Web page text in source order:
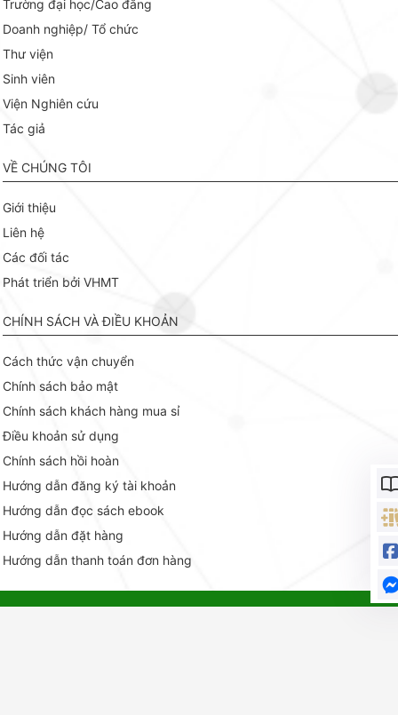
Trường đại học/Cao đẳng
Doanh nghiệp/ Tổ chức
Thư viện
Sinh viên
Viện Nghiên cứu
Tác giả
VỀ CHÚNG TÔI
Giới thiệu
Liên hệ
Các đối tác
Phát triển bởi VHMT
CHÍNH SÁCH VÀ ĐIỀU KHOẢN
Cách thức vận chuyển
Chính sách bảo mật
Chính sách khách hàng mua sỉ
Điều khoản sử dụng
Chính sách hồi hoàn
Hướng dẫn đăng ký tài khoản
Hướng dẫn đọc sách ebook
Hướng dẫn đặt hàng
Hướng dẫn thanh toán đơn hàng